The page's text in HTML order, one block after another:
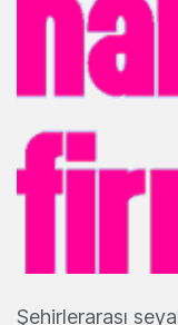
Şehirlerarası